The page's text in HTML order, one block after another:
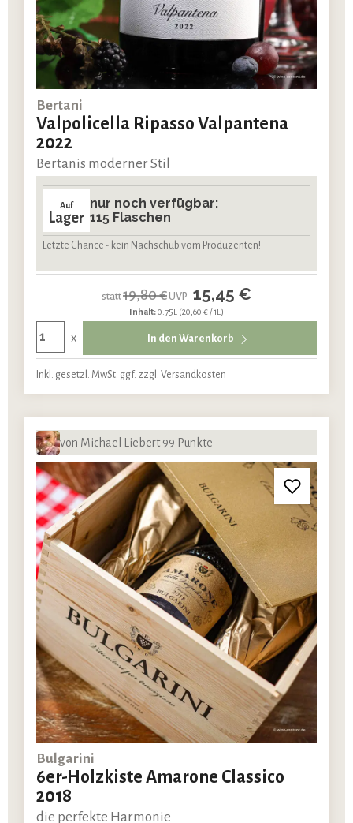
Bertani
Valpolicella Ripasso Valpantena
2022
Bertanis moderner Stil
Auf
Lager
nur noch verfügbar:
115 Flaschen
Letzte Chance - kein Nachschub vom Produzenten!
statt19,80 €UVP 15,45 €
Inhalt:0.75L (20,60 € / 1L)
x In den Warenkorb
Inkl. gesetzl. MwSt. ggf. zzgl. Versandkosten
von Michael Liebert 99 Punkte
Bulgarini
6er-Holzkiste Amarone Classico
2018
die perfekte Harmonie